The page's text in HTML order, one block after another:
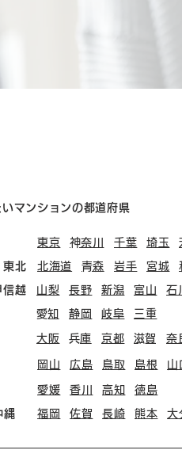
マンションの都道府県
東北
信越
東京 ​神奈川 千葉 埼玉
北海道 ​青森 岩手 宮城
山梨
​愛知
長野
静岡
新潟
岐阜
富山 石
三重
大阪 ​兵庫 京都 ​滋賀 奈
岡山 広島 鳥取 島根 山
縄
愛媛
福岡
香川
佐賀
高知
長崎
徳島
熊本 大